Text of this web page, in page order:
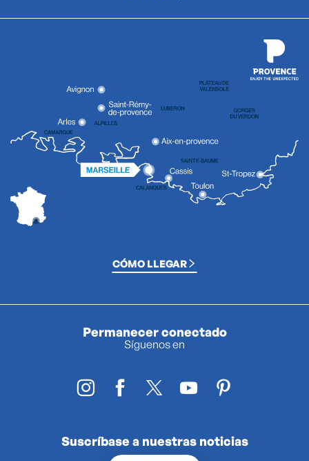
CÓMO LLEGAR
Permanecer conectado
Síguenos en
Suscríbase a nuestras noticias